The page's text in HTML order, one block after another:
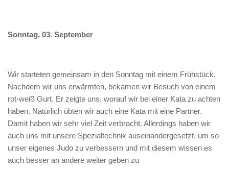
Sonntag, 03. September
Wir starteten gemeinsam in den Sonntag mit einem Frühstück.
Nachdem wir uns erwärmten, bekamen wir Besuch von einem
rot-weiß Gurt. Er zeigte uns, worauf wir bei einer Kata zu achten
haben. Natürlich übten wir auch eine Kata mit eine Partner.
Damit haben wir sehr viel Zeit verbracht. Allerdings haben wir
auch uns mit unsere Spezialtechnik auseinandergesetzt, um so
unser eigenes Judo zu verbessern und mit diesem wissen es
auch besser an andere weiter geben zu